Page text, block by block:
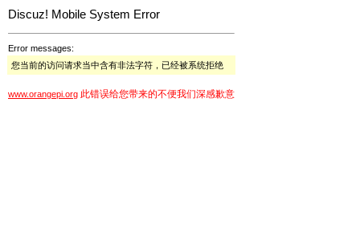
Discuz! Mobile System Error
Error messages:
您当前的访问请求当中含有非法字符，已经被系统拒绝
www.orangepi.org 此错误给您带来的不便我们深感歉意